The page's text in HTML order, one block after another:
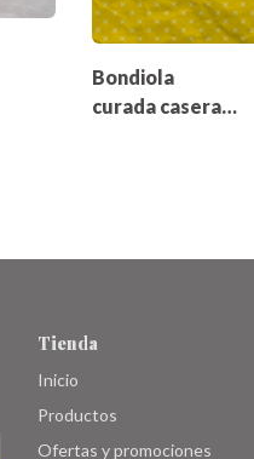
Bondiola
curada casera
Tienda
Inicio
Productos
Ofertas y promociones